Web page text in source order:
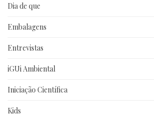
Dia de que
Embalagens
Entrevistas
iGUi Ambiental
Iniciação Científica
Kids